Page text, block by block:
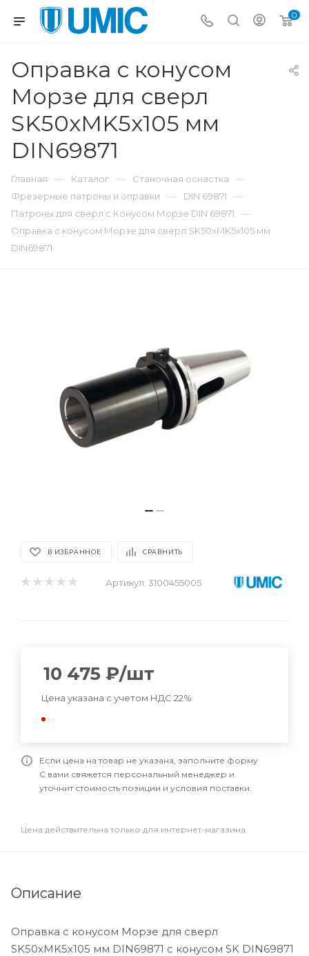
0
Оправка с конусом
Морзе для сверл
SK50xMK5x105 мм
DIN69871
Главная — Каталог — Станочная оснастка —
Фрезерные патроны и оправки — DIN 69871 —
Патроны для сверл с Конусом Морзе DIN 69871 —
Оправка с конусом Морзе для сверл SK50xMK5x105 мм
DIN69871
В ИЗБРАННОЕ СРАВНИТЬ
Артикул: 3100455005
10 475 ₽/шт
Цена указана с учетом НДС 22%
Если цена на товар не указана, заполните форму
С вами свяжется персональный менеджер и
уточнит стоимость позиции и условия поставки.
Цена действительна только для интернет-магазина
Описание
Оправка с конусом Морзе для сверл
SK50xMK5x105 мм DIN69871 c конусом SK DIN69871